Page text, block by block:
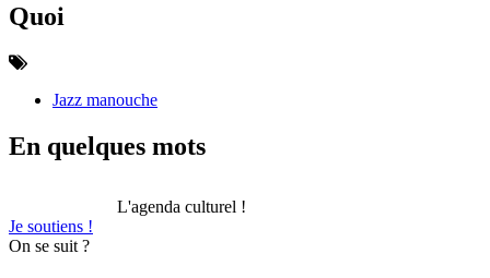
Quoi
Jazz manouche
En quelques mots
L'agenda culturel !
Je soutiens !
On se suit ?